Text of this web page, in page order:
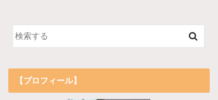
【プロフィール】